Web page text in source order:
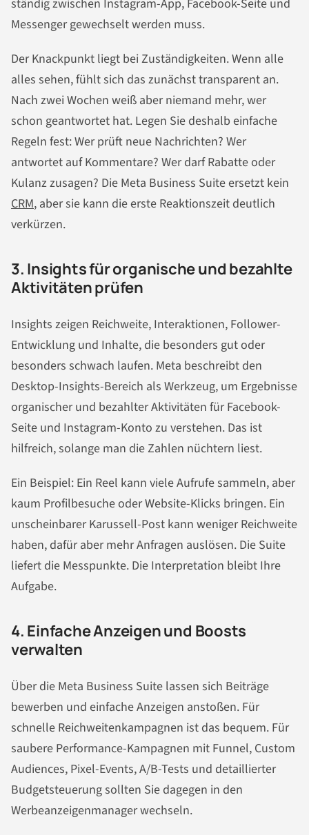
ständig zwischen Instagram-App, Facebook-Seite und
Messenger gewechselt werden muss.
Der Knackpunkt liegt bei Zuständigkeiten. Wenn alle
alles sehen, fühlt sich das zunächst transparent an.
Nach zwei Wochen weiß aber niemand mehr, wer
schon geantwortet hat. Legen Sie deshalb einfache
Regeln fest: Wer prüft neue Nachrichten? Wer
antwortet auf Kommentare? Wer darf Rabatte oder
Kulanz zusagen? Die Meta Business Suite ersetzt kein
CRM, aber sie kann die erste Reaktionszeit deutlich
verkürzen.
3. Insights für organische und bezahlte
Aktivitäten prüfen
Insights zeigen Reichweite, Interaktionen, Follower-
Entwicklung und Inhalte, die besonders gut oder
besonders schwach laufen. Meta beschreibt den
Desktop-Insights-Bereich als Werkzeug, um Ergebnisse
organischer und bezahlter Aktivitäten für Facebook-
Seite und Instagram-Konto zu verstehen. Das ist
hilfreich, solange man die Zahlen nüchtern liest.
Ein Beispiel: Ein Reel kann viele Aufrufe sammeln, aber
kaum Profilbesuche oder Website-Klicks bringen. Ein
unscheinbarer Karussell-Post kann weniger Reichweite
haben, dafür aber mehr Anfragen auslösen. Die Suite
liefert die Messpunkte. Die Interpretation bleibt Ihre
Aufgabe.
4. Einfache Anzeigen und Boosts
verwalten
Über die Meta Business Suite lassen sich Beiträge
bewerben und einfache Anzeigen anstoßen. Für
schnelle Reichweitenkampagnen ist das bequem. Für
saubere Performance-Kampagnen mit Funnel, Custom
Audiences, Pixel-Events, A/B-Tests und detaillierter
Budgetsteuerung sollten Sie dagegen in den
Werbeanzeigenmanager wechseln.